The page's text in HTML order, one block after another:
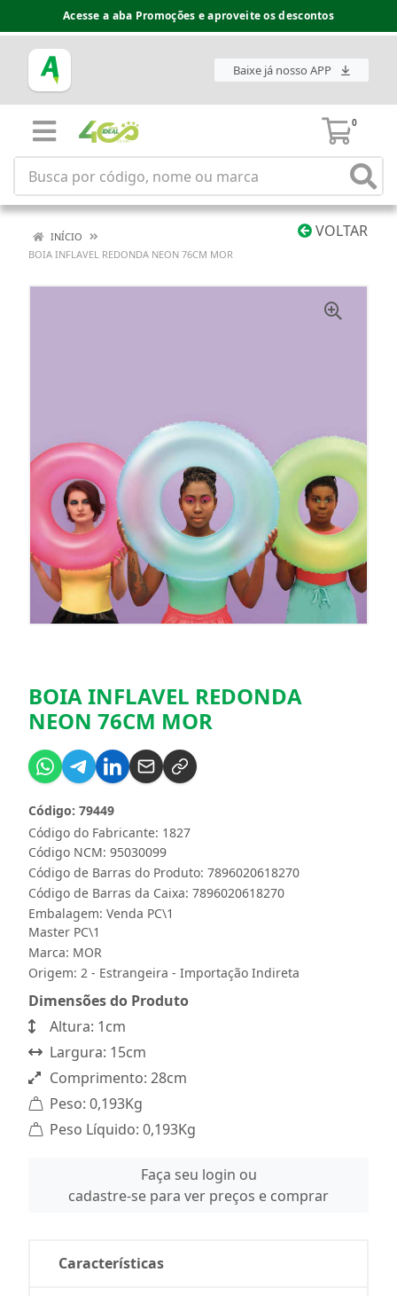
Acesse a aba Promoções e aproveite os descontos
Baixe já nosso APP
0
VOLTAR
INÍCIO
BOIA INFLAVEL REDONDA NEON 76CM MOR
BOIA INFLAVEL REDONDA
NEON 76CM MOR
Código do Fabricante: 1827
Código: 79449
Código NCM: 95030099
Código de Barras do Produto: 7896020618270
Código de Barras da Caixa: 7896020618270
Embalagem: Venda PC\1
Master PC\1
Marca: MOR
Origem: 2 - Estrangeira - Importação Indireta
Dimensões do Produto
Altura: 1cm
Largura: 15cm
Comprimento: 28cm
Peso: 0,193Kg
Peso Líquido: 0,193Kg
Faça seu login ou
cadastre-se para ver preços e comprar
Características